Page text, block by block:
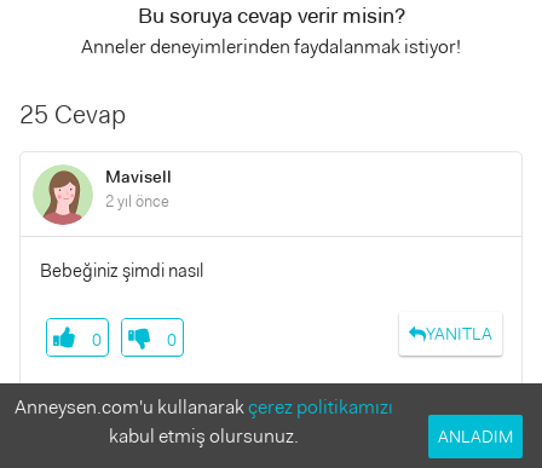
Bu soruya cevap verir misin?
Anneler deneyimlerinden faydalanmak istiyor!
25 Cevap
Mavisell
2 yıl önce
Bebeğiniz şimdi nasıl
YANITLA
0 0
Minaaseda
Anneysen.com'u kullanarakçerez politikamızı
kabul etmiş olursunuz.
ANLADIM